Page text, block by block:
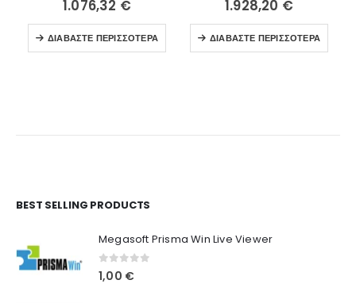
1.076,32 €
ΔΙΑΒΆΣΤΕ ΠΕΡΙΣΣΌΤΕΡΑ
1.928,20 €
ΔΙΑΒΆΣΤΕ ΠΕΡΙΣΣΌΤΕΡΑ
BEST SELLING PRODUCTS
Megasoft Prisma Win Live Viewer
0 out of 5
1,00 €
Ο Λογαριασμός μου
Στοιχεία λογαριασμού
Παραγγελίες